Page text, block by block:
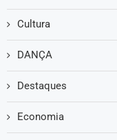
Cultura
DANÇA
Destaques
Economia